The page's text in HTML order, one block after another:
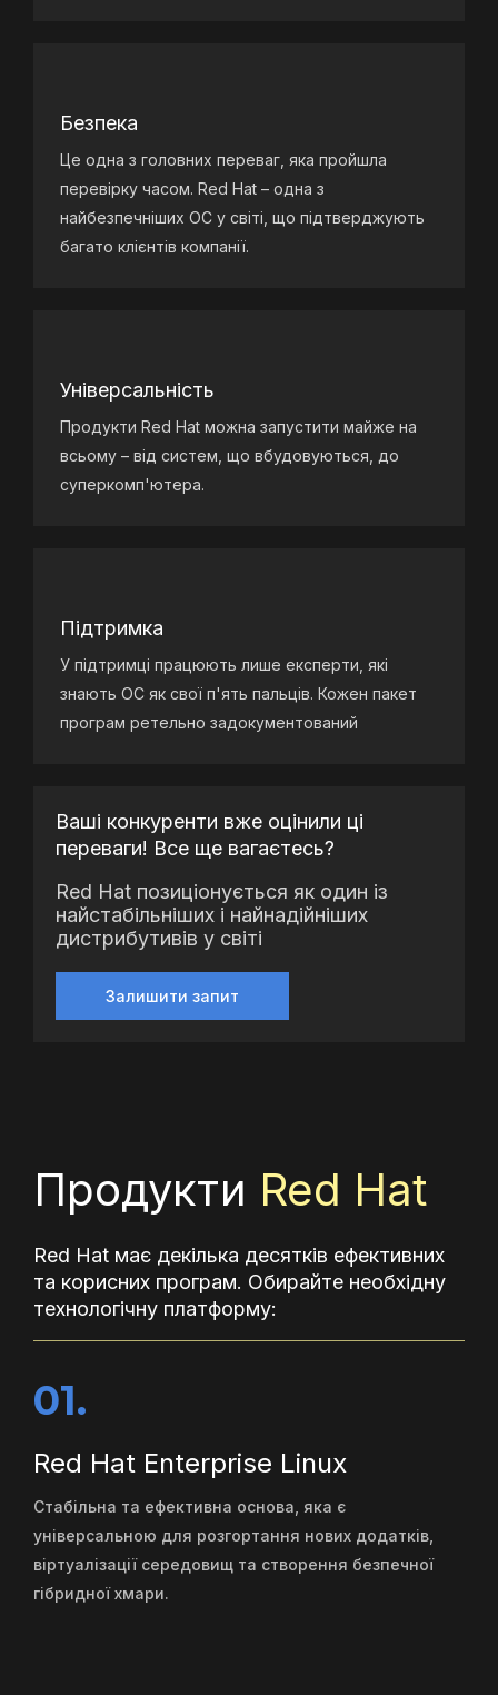
Безпека
Це одна з головних переваг, яка пройшла
перевірку часом. Red Hat – одна з
найбезпечніших ОС у світі, що підтверджують
багато клієнтів компанії.
Універсальність
Продукти Red Hat можна запустити майже на
всьому – від систем, що вбудовуються, до
суперкомп'ютера.
Підтримка
У підтримці працюють лише експерти, які
знають ОС як свої п'ять пальців. Кожен пакет
програм ретельно задокументований
Ваші конкуренти вже оцінили ці
переваги! Все ще вагаєтесь?
Red Hat позиціонується як один із
найстабільніших і найнадійніших
дистрибутивів у світі
Залишити запит
Продукти Red Hat
Red Hat має декілька десятків ефективних
та корисних програм. Обирайте необхідну
технологічну платформу:
01.
Red Hat Enterprise Linux
Стабільна та ефективна основа, яка є
універсальною для розгортання нових додатків,
віртуалізації середовищ та створення безпечної
гібридної хмари.